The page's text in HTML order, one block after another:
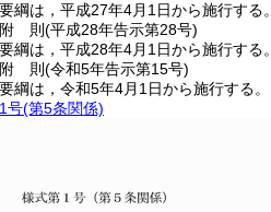
綱は，平成27年4月1日から施行する。
附 則(平成28年告示第28号)
綱は，平成28年4月1日から施行する。
附 則(令和5年告示第15号)
綱は，令和5年4月1日から施行する。
号(第5条関係)